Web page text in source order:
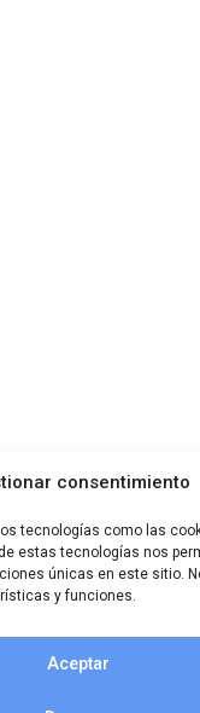
consentimiento
tecnologías como las
estas tecnologías nos
únicas en este sitio.
y funciones.
Aceptar